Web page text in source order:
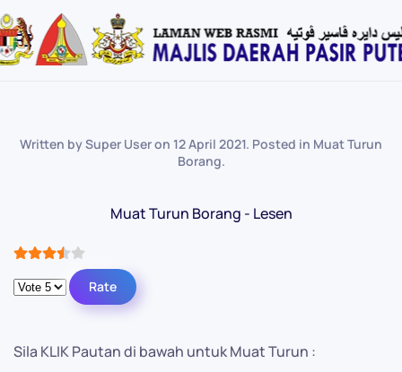
Skip
Written by Super User on 12 April 2021. Posted in Muat Turun
Borang.
Muat Turun Borang - Lesen
User Rating:
Please Rate
Sila KLIK Pautan di bawah untuk Muat Turun :